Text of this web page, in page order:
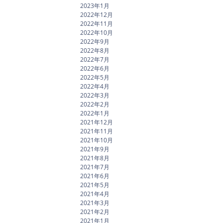
2023年1月
2022年12月
2022年11月
2022年10月
2022年9月
2022年8月
2022年7月
2022年6月
2022年5月
2022年4月
2022年3月
2022年2月
2022年1月
2021年12月
2021年11月
2021年10月
2021年9月
2021年8月
2021年7月
2021年6月
2021年5月
2021年4月
2021年3月
2021年2月
2021年1月